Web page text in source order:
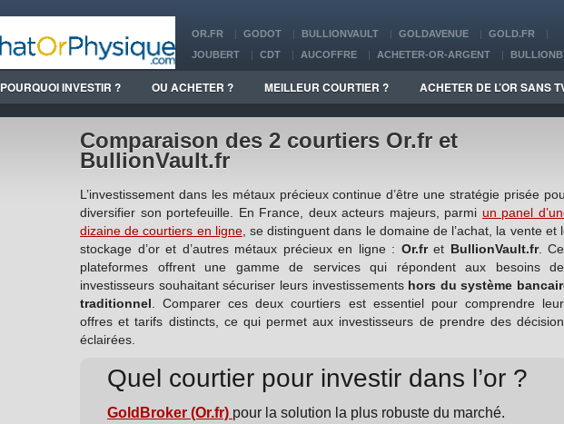
OR.FR GODOT BULLIONVAULT GOLDAVENUE
GOLD.FR
JOUBERT
CDT AUCOFFRE ACHETER-OR-ARGENT
ABACOR
BITGILD FRANCE D’OR
POURQUOI INVESTIR ? OU ACHETER ? MEILLEUR COURTIER ? ACHETER DE L’OR SANS
Comparaison des 2 courtiers Or.fr et
BullionVault.fr
L’investissement dans les métaux précieux continue d’être une stratégie prisée
diversifier son portefeuille. En France, deux acteurs majeurs, parmi un panel
dizaine de courtiers en ligne, se distinguent dans le domaine de l’achat, la vente et
stockage d’or et d’autres métaux précieux en ligne : Or.fret BullionVault.fr.
plateformes offrent une gamme de services qui répondent aux besoins
investisseurs souhaitant sécuriser leurs investissements hors du système
traditionnel . Comparer ces deux courtiers est essentiel pour comprendre
offres et tarifs distincts, ce qui permet aux investisseurs de prendre des
éclairées.
Quel courtier pour investir dans l’or ?
GoldBroker (Or.fr) pour la solution la plus robuste du marché.